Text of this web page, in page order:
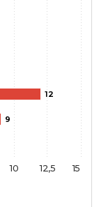
12
9
10 12,5 15